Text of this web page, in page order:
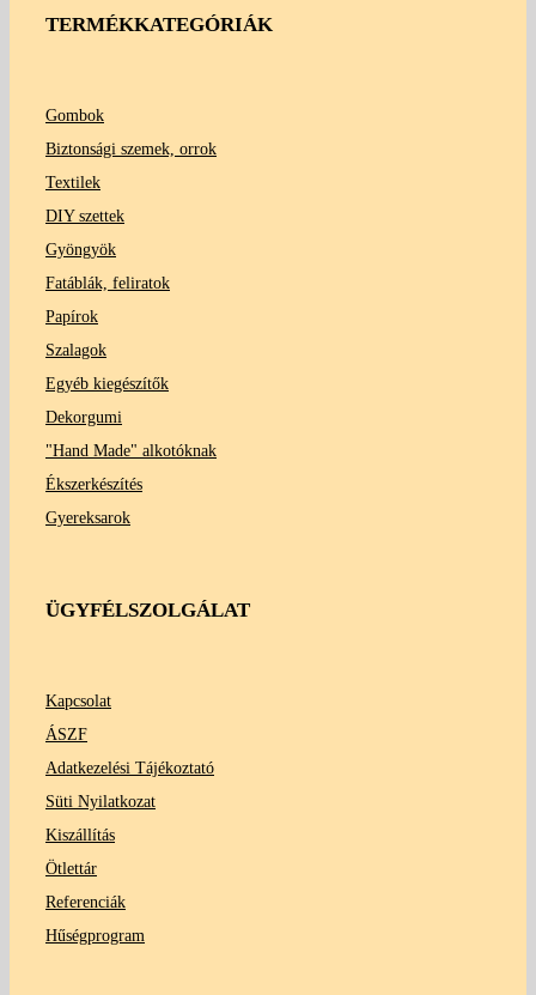
TERMÉKKATEGÓRIÁK
Gombok
Biztonsági szemek, orrok
Textilek
DIY szettek
Gyöngyök
Fatáblák, feliratok
Papírok
Szalagok
Egyéb kiegészítők
Dekorgumi
"Hand Made" alkotóknak
Ékszerkészítés
Gyereksarok
ÜGYFÉLSZOLGÁLAT
Kapcsolat
ÁSZF
Adatkezelési Tájékoztató
Süti Nyilatkozat
Kiszállítás
Ötlettár
Referenciák
Hűségprogram